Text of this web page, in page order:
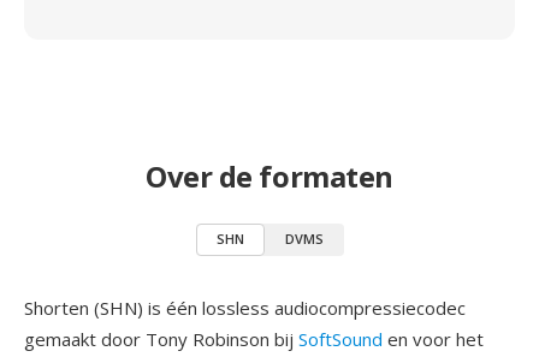
Over de formaten
SHN DVMS
Shorten (SHN) is één lossless audiocompressiecodec
gemaakt door Tony Robinson bij SoftSound en voor het